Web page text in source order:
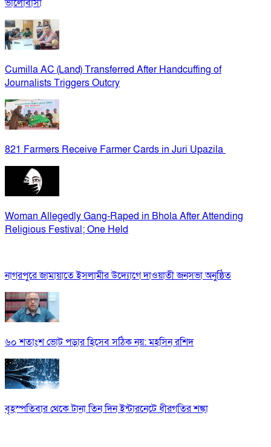
ভালোবাসা
Cumilla AC (Land) Transferred After Handcuffing of
Journalists Triggers Outcry
821 Farmers Receive Farmer Cards in Juri Upazila
Woman Allegedly Gang-Raped in Bhola After Attending
Religious Festival; One Held
নাগরপুরে জামায়াতে ইসলামীর উদ্যোগে দাওয়াতী জনসভা অনুষ্ঠিত
৬০ শতাংশ ভোট পড়ার হিসেব সঠিক নয়: মহসিন রশিদ
বৃহস্পতিবার থেকে টানা তিন দিন ইন্টারনেটে ধীরগতির শঙ্কা